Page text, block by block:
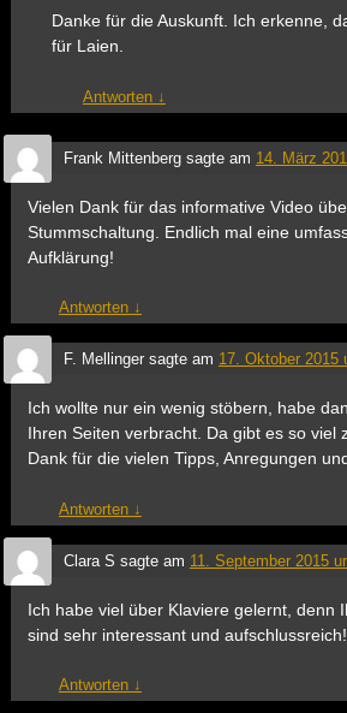
Danke für die Auskunft. Ich erkenne,
für Laien.
Antworten ↓
Frank Mittenbergsagte am 14. März
Vielen Dank für das informative Video
Stummschaltung. Endlich mal eine
Aufklärung!
Antworten ↓
F. Mellingersagte am 17. Oktober 2015
Ich wollte nur ein wenig stöbern, habe
Ihren Seiten verbracht. Da gibt es so viel
Dank für die vielen Tipps, Anregungen
Antworten ↓
Clara S sagte am 11. September 2015
Ich habe viel über Klaviere gelernt, denn
sind sehr interessant und
Antworten ↓